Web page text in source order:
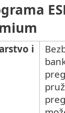
i